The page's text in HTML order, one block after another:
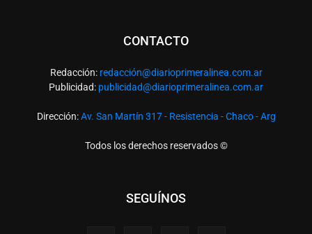
CONTACTO
Redacción: redacción@diarioprimeralinea.com.ar
Publicidad: publicidad@diarioprimeralinea.com.ar
Dirección:Av. San Martín 317 - Resistencia - Chaco - Arg
Todos los derechos reservados ©
SEGUÍNOS